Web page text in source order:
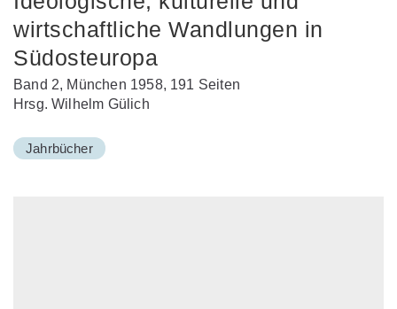
wirtschaftliche Wandlungen in
Südosteuropa
Band 2, München 1958, 191 Seiten
Hrsg. Wilhelm Gülich
Jahrbücher